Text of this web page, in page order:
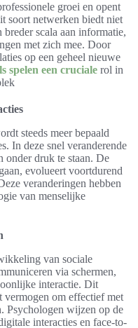
groei en opent
soort netwerken biedt niet
scala aan informatie,
met zich mee. Door
op een geheel nieuwe
spelen een cruciale rol in
steeds meer bepaald
In deze snel veranderende
onder druk te staan. De
evolueert voortdurend
veranderingen hebben
van menselijke
van sociale
via schermen,
interactie. Dit
vermogen om effectief met
Psychologen wijzen op de
interacties en face-to-